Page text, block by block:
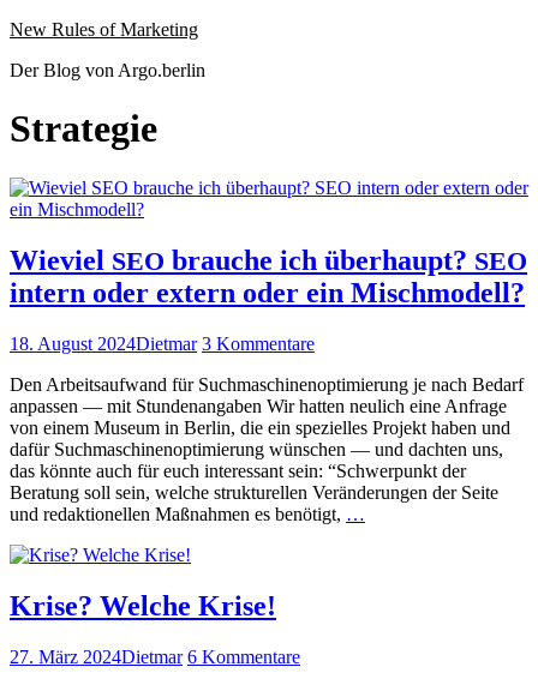
Website
geladen
Zum
springen
New Rules of Marketing
Der Blog von Argo.berlin
Strategie
Wieviel SEO brauche ich überhaupt? SEO
intern oder extern oder ein Mischmodell?
Veröffentlicht
18. August 2024Autor
Dietmar 3 Kommentarezu
SEO
brauche
ich
überhaupt?
SEO
intern
oder
Den Arbeit­saufwand für Such­maschi­nenop­ti­mierung je nach Bedarf
anpassen — mit Stun­de­nangaben Wir hat­ten neulich eine Anfrage
von einem Muse­um in Berlin, die ein spezielles Pro­jekt haben und
dafür Such­maschi­nenop­ti­mierung wün­schen — und dacht­en uns,
das kön­nte auch für euch inter­es­sant sein: “Schw­er­punkt der
Beratung soll sein, welche struk­turellen Verän­derun­gen der Seite
und redak­tionellen Maß­nah­men es benötigt, …
Krise? Welche Krise!
Veröffentlicht
27. März 2024Autor
Dietmar 6 Kommentarezu